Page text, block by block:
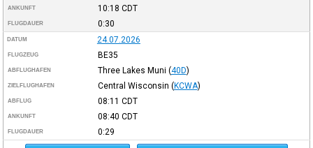
ANKUNFT 10:18 CDT
FLUGDAUER 0:30
DATUM 24.07.2026
FLUGZEUG BE35
ABFLUGHAFEN Three Lakes Muni (40D)
ZIELFLUGHAFEN Central Wisconsin (KCWA)
ABFLUG 08:11 CDT
ANKUNFT 08:40 CDT
FLUGDAUER 0:29